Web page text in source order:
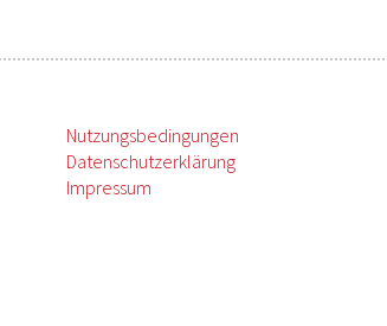
Nutzungsbedingungen
Datenschutzerklärung
Impressum